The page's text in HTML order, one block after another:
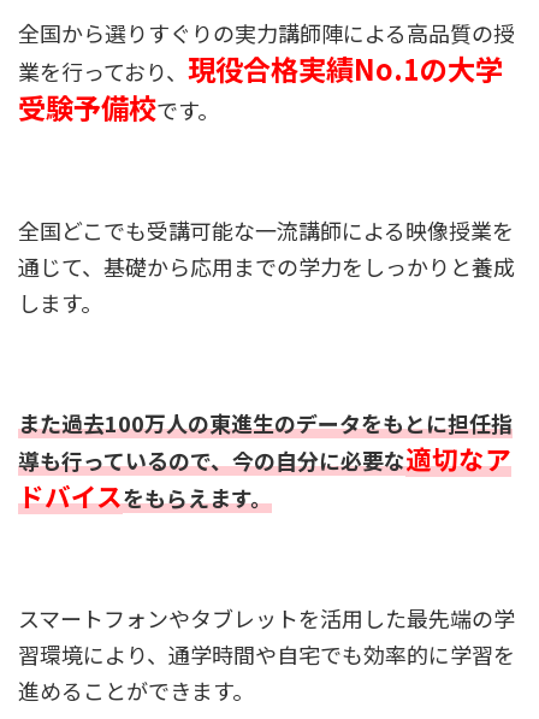
全国から選りすぐりの実力講師陣による高品質の授
業を行っており、 現役合格実績No.1の大学
受験予備校です。
全国どこでも受講可能な一流講師による映像授業を
通じて、基礎から応用までの学力をしっかりと養成
します。
また過去100万人の東進生のデータをもとに担任指
導も行っているので、今の自分に必要な適切なア
ドバイスをもらえます。
スマートフォンやタブレットを活用した最先端の学
習環境により、通学時間や自宅でも効率的に学習を
進めることができます。